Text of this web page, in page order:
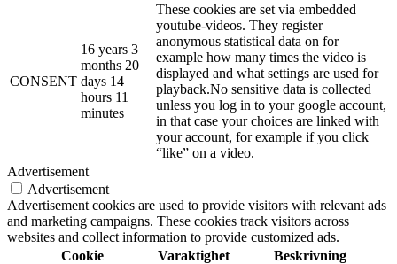
CONSENT
16 years 3
months 20
days 14
hours 11
minutes
These cookies are set via embedded
youtube-videos. They register
anonymous statistical data on for
example how many times the video is
displayed and what settings are used for
playback.No sensitive data is collected
unless you log in to your google account,
in that case your choices are linked with
your account, for example if you click
“like” on a video.
Advertisement
Advertisement
Advertisement cookies are used to provide visitors with relevant ads
and marketing campaigns. These cookies track visitors across
websites and collect information to provide customized ads.
Cookie
Varaktighet Beskrivning